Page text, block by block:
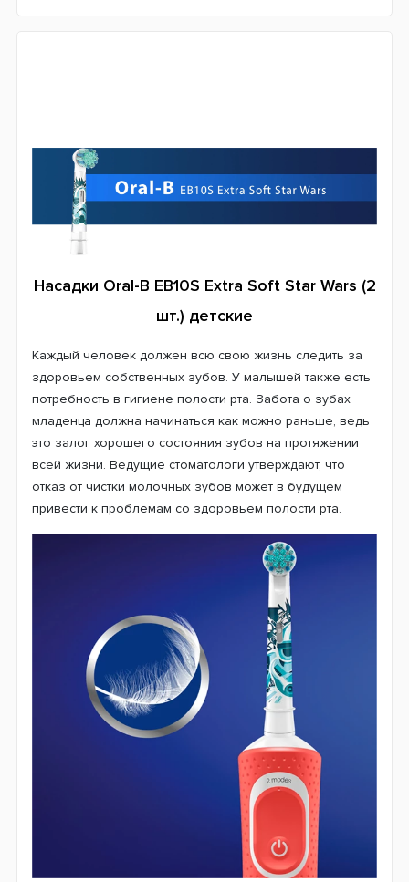
Насадки Oral-B EB10S Extra Soft Star Wars (2
шт.) детские
Каждый человек должен всю свою жизнь следить за
здоровьем собственных зубов. У малышей также есть
потребность в гигиене полости рта. Забота о зубах
младенца должна начинаться как можно раньше, ведь
это залог хорошего состояния зубов на протяжении
всей жизни. Ведущие стоматологи утверждают, что
отказ от чистки молочных зубов может в будущем
привести к проблемам со здоровьем полости рта.